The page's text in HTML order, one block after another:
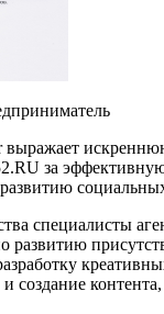
выражает
за
специалисты
развитию
создание